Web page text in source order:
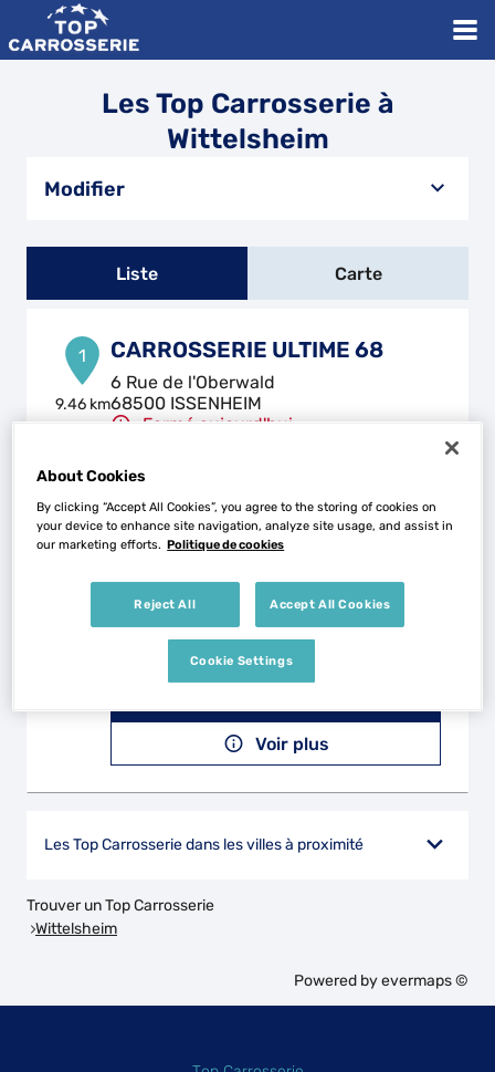
Les Top Carrosserie à
Wittelsheim
Modifier
Liste Carte
1
9.46 km
CARROSSERIE ULTIME 68
6 Rue de l'Oberwald
68500 ISSENHEIM
Fermé aujourd'hui
Voir plus
SERVICES AUTOS 68
18 Rue de Belfort
68210 DANNEMARIE
Fermé aujourd'hui
Voir plus
Les Top Carrosserie dans les villes à proximité
Trouver un Top Carrosserie
Wittelsheim
Powered byevermaps ©
About Cookies
By clicking “Accept All Cookies”, you agree to the storing of cookies on
your device to enhance site navigation, analyze site usage, and assist in
our marketing efforts. Politique de cookies
Reject All Accept All Cookies
Cookie Settings